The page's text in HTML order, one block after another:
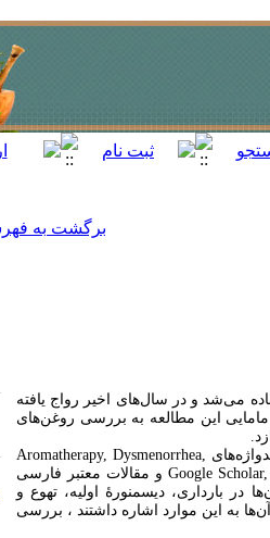
برگشت به
می‏‌شد و در سال‏‌های اخیر رواج یافته
مامایی این مطالعه به بررسی روغن‌های
این مطالعه یک پژوهش مروری است. برای جست‌وجوی مقالات مرتبط ، با استفاده از کلیدواژه‏‌های Aromatherapy, Dysmenorrhea,
Menopause, Essential oil, Pregnancy, Nausea and vomiting, Labor از پایگاه‌‏های اطلاعاتی Google Scholar, Scopus, PubMed و مقالات معتبر فارسی
بارداری، دیسمنورۀ اولیه، تهوع و
این معیار، ۶۹ مقاله که همه و یا بخشی از آن‌ها به این موارد اشاره داشتند ، بررسی